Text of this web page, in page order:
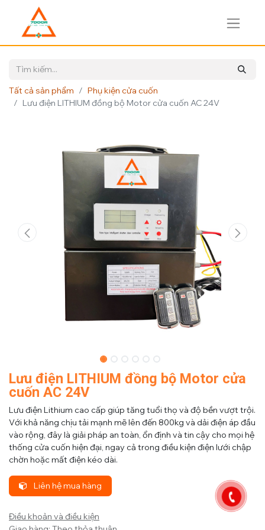
Tất cả sản phẩm
Phụ kiện cửa cuốn
Lưu điện LITHIUM đồng bộ Motor cửa cuốn AC 24V
Lưu điện LITHIUM đồng bộ Motor cửa
cuốn AC 24V
Lưu điện Lithium cao cấp giúp tăng tuổi thọ và độ bền vượt trội.
Với khả năng chịu tải mạnh mẽ lên đến 800kg và dải điện áp đầu
vào rộng, đây là giải pháp an toàn, ổn định và tin cậy cho mọi hệ
thống cửa cuốn hiện đại, ngay cả trong điều kiện điện lưới chập
chờn hoặc mất điện kéo dài.
Liên hệ mua hàng
Điều khoản và điều kiện